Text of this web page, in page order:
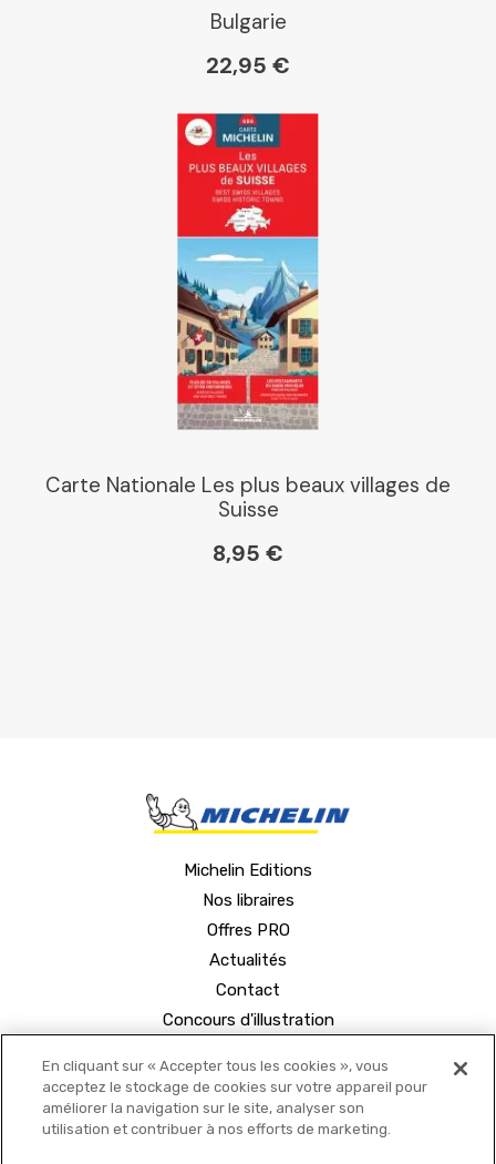
Bulgarie
22,95 €
Carte Nationale Les plus beaux villages de
Suisse
8,95 €
Michelin Editions
Nos libraires
Offres PRO
Actualités
Contact
Concours d'illustration
En cliquant sur « Accepter tous les cookies », vous
acceptez le stockage de cookies sur votre appareil pour
améliorer la navigation sur le site, analyser son
utilisation et contribuer à nos efforts de marketing.